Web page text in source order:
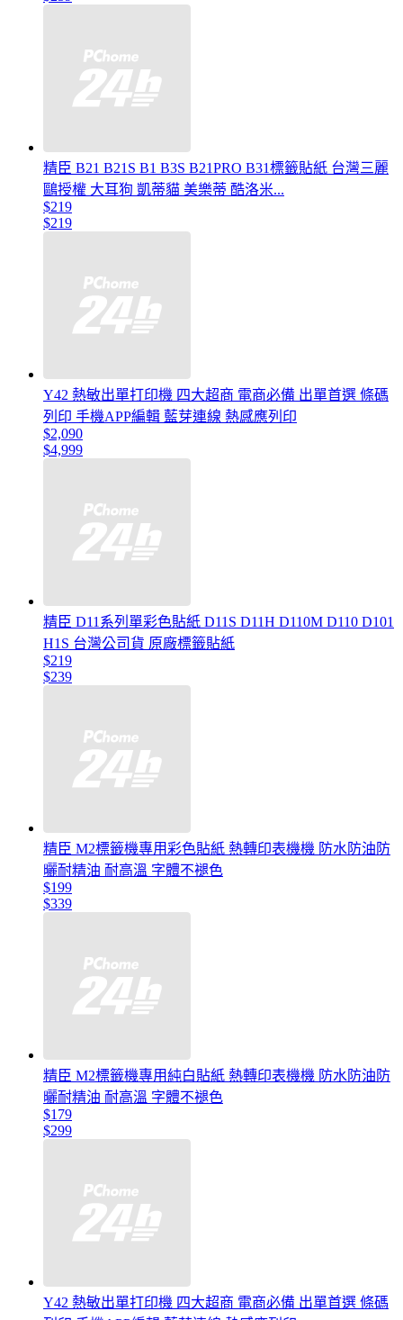
精臣 B21 B21S B1 B3S B21PRO B31標籤貼紙 台灣三麗
鷗授權 大耳狗 凱蒂貓 美樂蒂 酷洛米...
$219
$219
Y42 熱敏出單打印機 四大超商 電商必備 出單首選 條碼
列印 手機APP編輯 藍芽連線 熱感應列印
$2,090
$4,999
精臣 D11系列單彩色貼紙 D11S D11H D110M D110 D101
H1S 台灣公司貨 原廠標籤貼紙
$219
$239
精臣 M2標籤機專用彩色貼紙 熱轉印表機機 防水防油防
曬耐精油 耐高溫 字體不褪色
$199
$339
精臣 M2標籤機專用純白貼紙 熱轉印表機機 防水防油防
曬耐精油 耐高溫 字體不褪色
$179
$299
Y42 熱敏出單打印機 四大超商 電商必備 出單首選 條碼